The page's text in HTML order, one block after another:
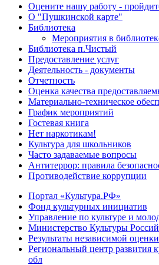
Оцените нашу работу -
О "Пушкинской карте"
Библиотека
Мероприятия в
Библиотека п.Чистый
Предоставление услуг
Деятельность - документы
Отчетность
Оценка качества
Материально-техническое
График мероприятий
Гостевая книга
Нет наркотикам!
Культура для школьников
Часто задаваемые вопросы
Антитеррор: правила
Противодействие коррупции
Портал «Культура.РФ»
Фонд культурных инициатив
Управление по культуре и
Министерство Культуры
Результаты независимой
Региональный центр развития
обл